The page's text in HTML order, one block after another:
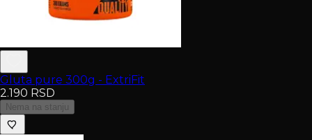
Gluta pure 300g - ExtriFit
2.190 RSD
Nema na stanju